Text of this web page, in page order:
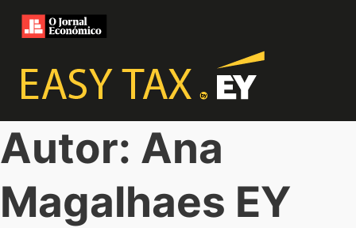
Autor: Ana
Magalhaes EY